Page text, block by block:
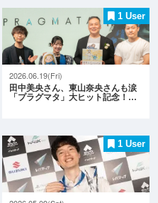
1 User
2026.06.19(Fri)
田中美央さん、東山奈央さんも涙
「プラグマタ」大ヒット記念！…
1 User